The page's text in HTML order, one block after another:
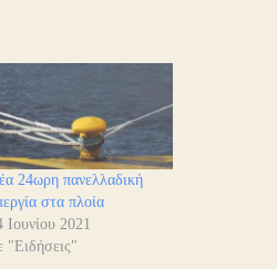
24ωρη πανελλαδική
στα πλοία
Ιουνίου 2021
"Ειδήσεις"